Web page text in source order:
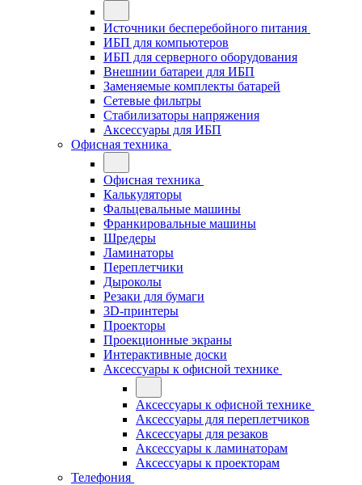
Источники бесперебойного питания
ИБП для компьютеров
ИБП для серверного оборудования
Внешнии батареи для ИБП
Заменяемые комплекты батарей
Сетевые фильтры
Стабилизаторы напряжения
Аксессуары для ИБП
Офисная техника
Офисная техника
Калькуляторы
Фальцевальные машины
Франкировальные машины
Шредеры
Ламинаторы
Переплетчики
Дыроколы
Резаки для бумаги
3D-принтеры
Проекторы
Проекционные экраны
Интерактивные доски
Аксессуары к офисной технике
Аксессуары к офисной технике
Аксессуары для переплетчиков
Аксессуары для резаков
Аксессуары к ламинаторам
Аксессуары к проекторам
Телефония